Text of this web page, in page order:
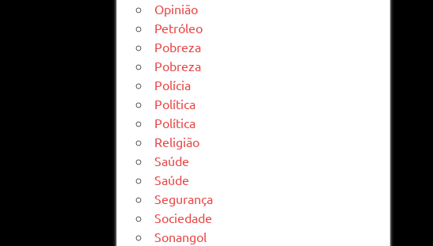
Opinião
Petróleo
Pobreza
Pobreza
Polícia
Política
Política
Religião
Saúde
Saúde
Segurança
Sociedade
Sonangol